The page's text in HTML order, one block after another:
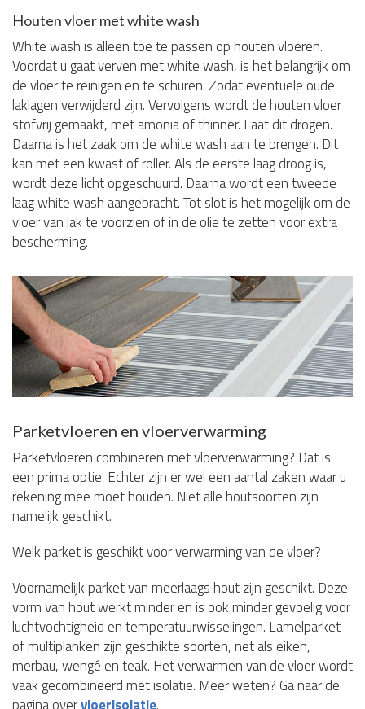
Houten vloer met white wash
White wash is alleen toe te passen op houten vloeren.
Voordat u gaat verven met white wash, is het belangrijk om
de vloer te reinigen en te schuren. Zodat eventuele oude
laklagen verwijderd zijn. Vervolgens wordt de houten vloer
stofvrij gemaakt, met amonia of thinner. Laat dit drogen.
Daarna is het zaak om de white wash aan te brengen. Dit
kan met een kwast of roller. Als de eerste laag droog is,
wordt deze licht opgeschuurd. Daarna wordt een tweede
laag white wash aangebracht. Tot slot is het mogelijk om de
vloer van lak te voorzien of in de olie te zetten voor extra
bescherming.
Parketvloeren en vloerverwarming
Parketvloeren combineren met vloerverwarming? Dat is
een prima optie. Echter zijn er wel een aantal zaken waar u
rekening mee moet houden. Niet alle houtsoorten zijn
namelijk geschikt.
Welk parket is geschikt voor verwarming van de vloer?
Voornamelijk parket van meerlaags hout zijn geschikt. Deze
vorm van hout werkt minder en is ook minder gevoelig voor
luchtvochtigheid en temperatuurwisselingen. Lamelparket
of multiplanken zijn geschikte soorten, net als eiken,
merbau, wengé en teak. Het verwarmen van de vloer wordt
vaak gecombineerd met isolatie. Meer weten? Ga naar de